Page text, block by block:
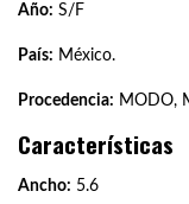
Año: S/F
País: México.
Procedencia: MODO,
Características
Ancho: 5.6